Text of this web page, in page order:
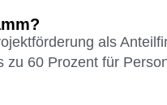
als
zu 60 Prozent für